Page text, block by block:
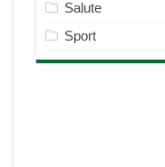
Salute
Sport